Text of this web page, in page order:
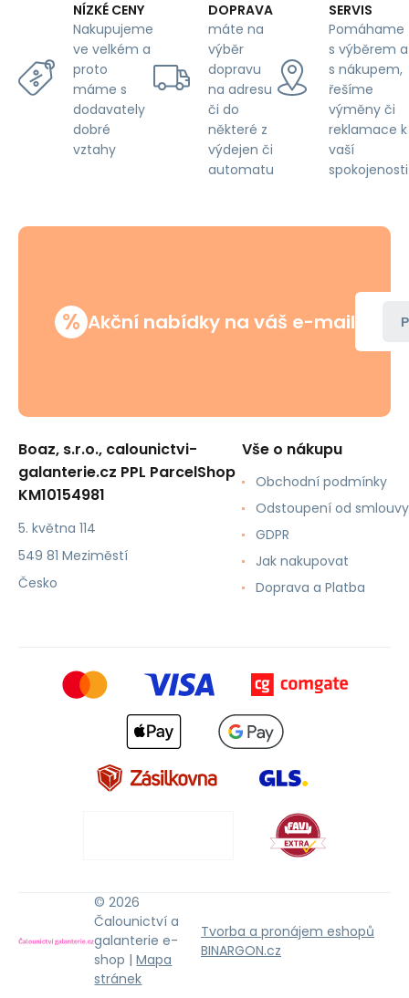
NÍZKÉ CENY
Nakupujeme
ve velkém a
proto
máme s
dodavately
dobré
vztahy
DOPRAVA
máte na
výběr
dopravu
na adresu
či do
některé z
výdejen či
automatu
SERVIS
Pomáhame
s výběrem a
s nákupem,
řešíme
výměny či
reklamace k
vaší
spokojenosti
% Akční nabídky na váš e-mail
Boaz, s.r.o., calounictvi-
galanterie.cz PPL ParcelShop
KM10154981
5. května 114
549 81 Meziměstí
Česko
Vše o nákupu
Obchodní podmínky
Odstoupení od smlouvy
GDPR
Jak nakupovat
Doprava a Platba
© 2026
Čalounictví a
galanterie e-
shop |Mapa
stránek
Tvorba a pronájem eshopů
BINARGON.cz